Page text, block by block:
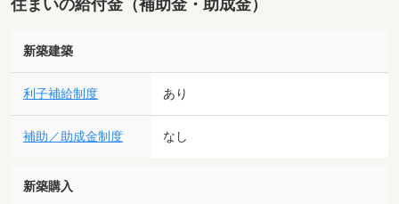
住まいの給付金（補助金・助成金）
新築建築
利子補給制度 あり
補助／助成金制度 なし
新築購入